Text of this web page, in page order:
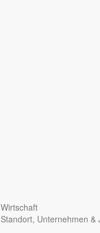
Wirtschaft
Standort, Unternehmen &